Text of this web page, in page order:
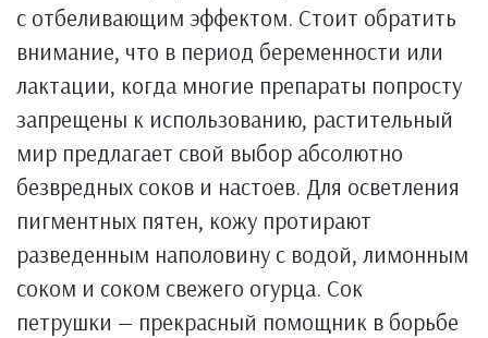
с отбеливающим эффектом. Стоит обратить
внимание, что в период беременности или
лактации, когда многие препараты попросту
запрещены к использованию, растительный
мир предлагает свой выбор абсолютно
безвредных соков и настоев. Для осветления
пигментных пятен, кожу протирают
разведенным наполовину с водой, лимонным
соком и соком свежего огурца. Сок
петрушки — прекрасный помощник в борьбе